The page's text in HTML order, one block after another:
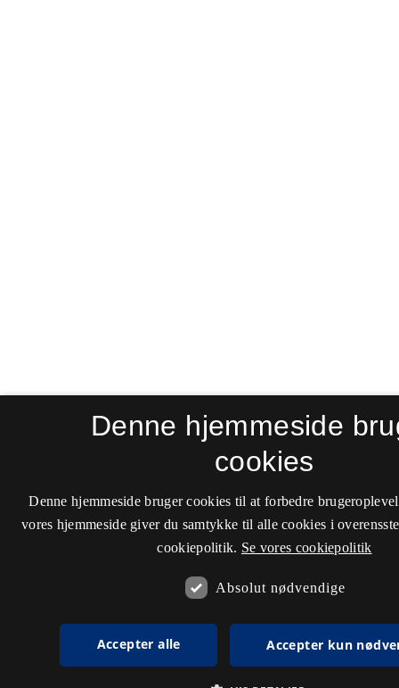
Denne hjemmeside
cookies
Denne hjemmeside bruger cookies til at forbedre
vores hjemmeside giver du samtykke til alle cookies i
cookiepolitik. Se vores cookiepolitik
Absolut nødvendige
Accepter alle Accepter kun